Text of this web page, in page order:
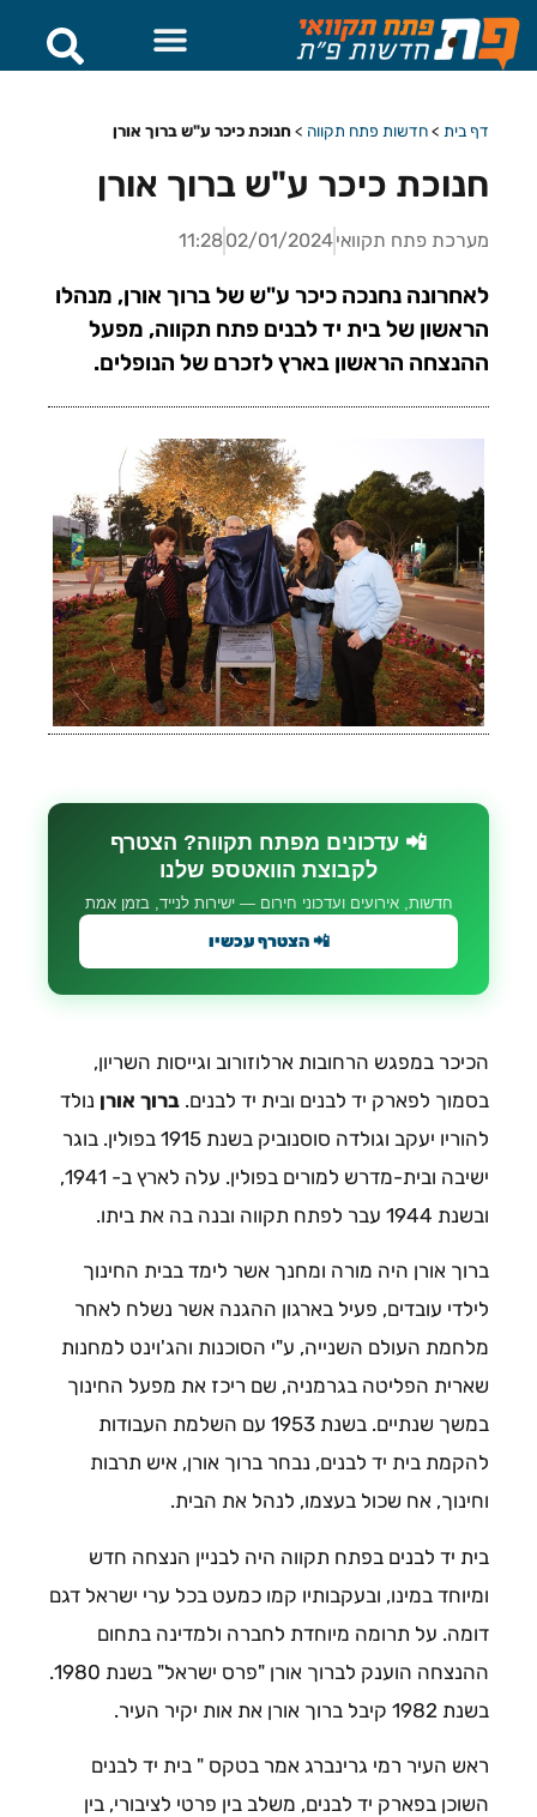
דף בית >חדשות פתח תקווה > חנוכת כיכר ע"ש ברוך אורן
חנוכת כיכר ע"ש ברוך אורן
מערכת פתח תקוואי02/01/2024
11:28
לאחרונה נחנכה כיכר ע"ש של ברוך אורן, מנהלו
הראשון של בית יד לבנים פתח תקווה, מפעל
ההנצחה הראשון בארץ לזכרם של הנופלים.
📲 עדכונים מפתח תקווה? הצטרף
לקבוצת הוואטספ שלנו
חדשות, אירועים ועדכוני חירום — ישירות לנייד, בזמן אמת
📲 הצטרף עכשיו
הכיכר במפגש הרחובות ארלוזורוב וגייסות השריון,
בסמוך לפארק יד לבנים ובית יד לבנים. ברוך אורן נולד
להוריו יעקב וגולדה סוסנוביק בשנת 1915 בפולין. בוגר
ישיבה ובית-מדרש למורים בפולין. עלה לארץ ב- 1941,
ובשנת 1944 עבר לפתח תקווה ובנה בה את ביתו.
ברוך אורן היה מורה ומחנך אשר לימד בבית החינוך
לילדי עובדים, פעיל בארגון ההגנה אשר נשלח לאחר
מלחמת העולם השנייה, ע"י הסוכנות והג'וינט למחנות
שארית הפליטה בגרמניה, שם ריכז את מפעל החינוך
במשך שנתיים. בשנת 1953 עם השלמת העבודות
להקמת בית יד לבנים, נבחר ברוך אורן, איש תרבות
וחינוך, אח שכול בעצמו, לנהל את הבית.
בית יד לבנים בפתח תקווה היה לבניין הנצחה חדש
ומיוחד במינו, ובעקבותיו קמו כמעט בכל ערי ישראל דגם
דומה. על תרומה מיוחדת לחברה ולמדינה בתחום
ההנצחה הוענק לברוך אורן "פרס ישראל" בשנת 1980.
בשנת 1982 קיבל ברוך אורן את אות יקיר העיר.
ראש העיר רמי גרינברג אמר בטקס " בית יד לבנים
השוכן בפארק יד לבנים, משלב בין פרטי לציבורי, בין